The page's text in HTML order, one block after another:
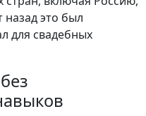
назад это был
для свадебных